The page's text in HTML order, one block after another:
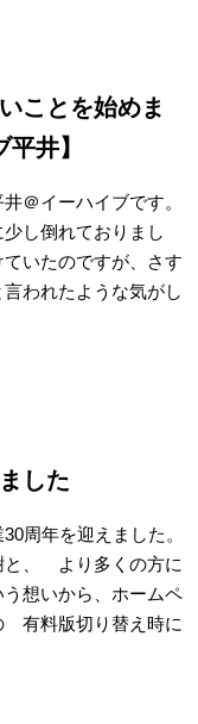
ことを始めま
井】
＠イーハイブです。
し倒れておりまし
いたのですが、さす
われたような気がし
した
周年を迎えました。
と、 より多くの方に
想いから、ホームペ
有料版切り替え時に